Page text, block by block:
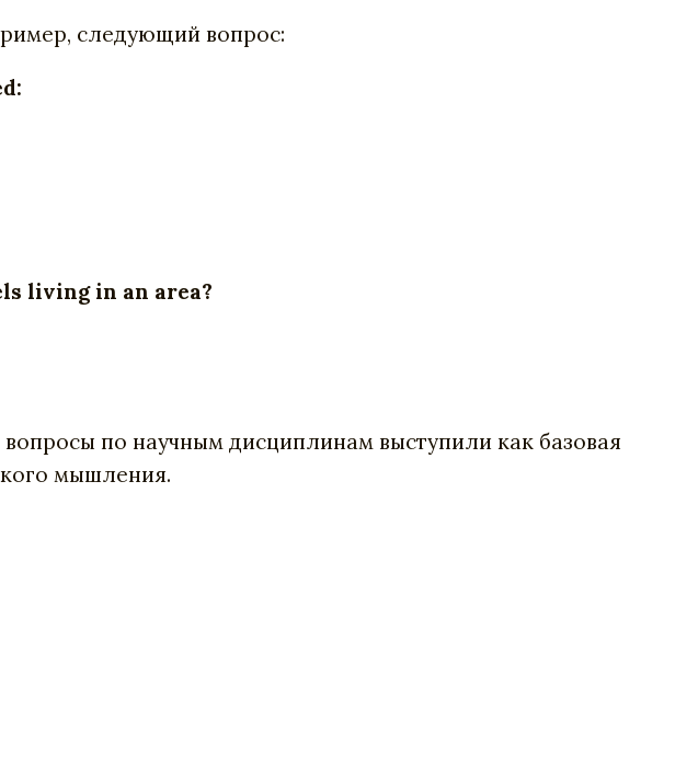
следующий вопрос:
living in an area?
по научным дисциплинам выступили как базовая
мышления.